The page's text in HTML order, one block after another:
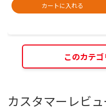
カートに入れる
このカテ
カスタマーレビュ